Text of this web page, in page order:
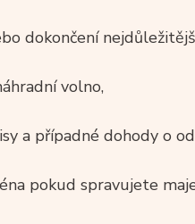
dokončení
volno,
a případné dohody o
pokud spravujete